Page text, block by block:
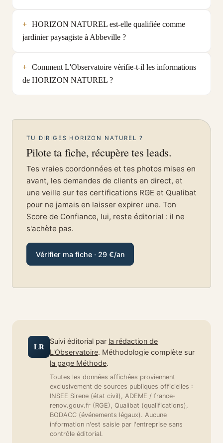
HORIZON NATUREL est-elle qualifiée comme
jardinier paysagiste à Abbeville ?
Comment L'Observatoire vérifie-t-il les informations
de HORIZON NATUREL ?
TU DIRIGES HORIZON NATUREL ?
Pilote ta fiche, récupère tes leads.
Tes vraies coordonnées et tes photos mises en
avant, les demandes de clients en direct, et
une veille sur tes certifications RGE et Qualibat
pour ne jamais en laisser expirer une. Ton
Score de Confiance, lui, reste éditorial : il ne
s'achète pas.
Vérifier ma fiche · 29 €/an
LR
Suivi éditorial par la rédaction de
L'Observatoire. Méthodologie complète sur
la page Méthode.
Toutes les données affichées proviennent
exclusivement de sources publiques officielles :
INSEE Sirene (état civil), ADEME / france-
renov.gouv.fr (RGE), Qualibat (qualifications),
BODACC (événements légaux). Aucune
information n'est saisie par l'entreprise sans
contrôle éditorial.